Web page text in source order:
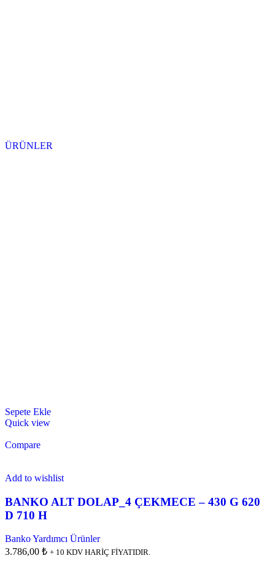
ÜRÜNLER
Sepete Ekle
Quick view
Compare
Add to wishlist
BANKO ALT DOLAP_4 ÇEKMECE – 430 G 620
D 710 H
Banko Yardımcı Ürünler
3.786,00 ₺ + 10 KDV HARİÇ FİYATIDIR.